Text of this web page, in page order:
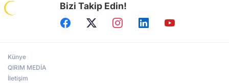
Bizi Takip Edin!
Künye
QIRIM MEDİA
İletişim